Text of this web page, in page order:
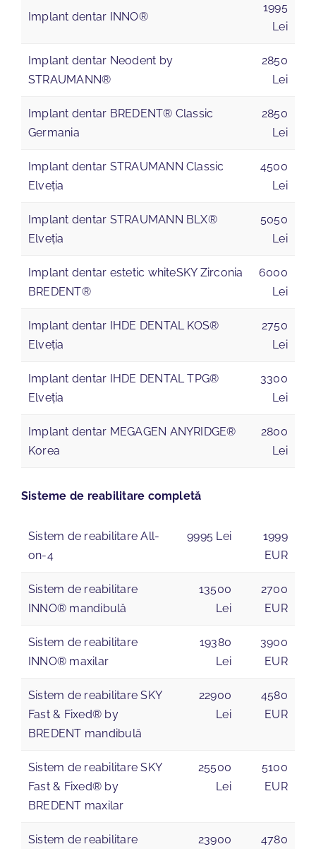
Implant dentar INNO®
1995
Lei
Implant dentar Neodent by
STRAUMANN®
2850
Lei
Implant dentar BREDENT® Classic
Germania
2850
Lei
Implant dentar STRAUMANN Classic
Elveția
4500
Lei
Implant dentar STRAUMANN BLX®
Elveția
5050
Lei
Implant dentar estetic whiteSKY Zirconia
BREDENT®
6000
Lei
Implant dentar IHDE DENTAL KOS®
Elveția
2750
Lei
Implant dentar IHDE DENTAL TPG®
Elveția
3300
Lei
Implant dentar MEGAGEN ANYRIDGE®
Korea
2800
Lei
Sisteme de reabilitare completă
Sistem de reabilitare All-
on-4
9995 Lei
1999
EUR
Sistem de reabilitare
INNO® mandibulă
13500
Lei
2700
EUR
Sistem de reabilitare
INNO® maxilar
19380
Lei
3900
EUR
Sistem de reabilitare SKY
Fast & Fixed® by
BREDENT mandibulă
22900
Lei
4580
EUR
Sistem de reabilitare SKY
Fast & Fixed® by
BREDENT maxilar
25500
Lei
5100
EUR
Sistem de reabilitare
23900
4780